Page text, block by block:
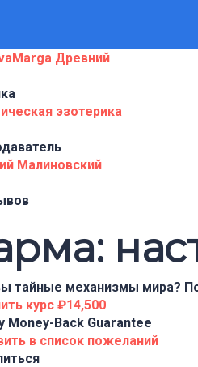
эзотерика
Малиновский
тайные механизмы мира?
курс ₽14,500
Money-Back Guarantee
в список пожеланий